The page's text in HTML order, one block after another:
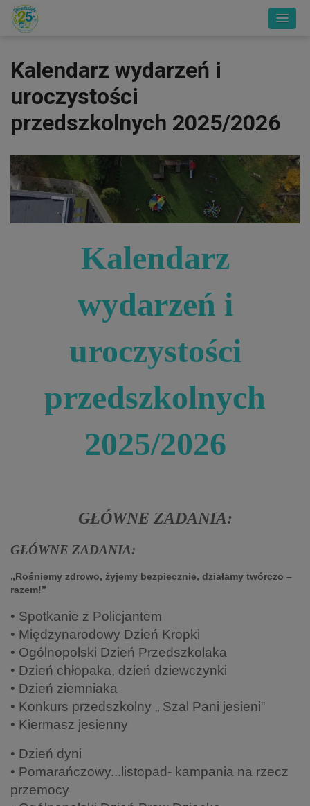
Kalendarz wydarzeń i
uroczystości
przedszkolnych 2025/2026
Kalendarz
wydarzeń i
uroczystości
przedszkolnych
2025/2026
GŁÓWNE ZADANIA:
GŁÓWNE ZADANIA:
„Rośniemy zdrowo, żyjemy bezpiecznie, działamy twórczo –
razem!”
• Spotkanie z Policjantem
• Międzynarodowy Dzień Kropki
• Ogólnopolski Dzień Przedszkolaka
• Dzień chłopaka, dzień dziewczynki
• Dzień ziemniaka
• Konkurs przedszkolny „ Szal Pani jesieni”
• Kiermasz jesienny
• Dzień dyni
• Pomarańczowy...listopad- kampania na rzecz
przemocy